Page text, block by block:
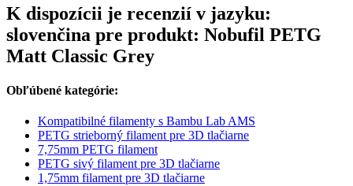
K dispozícii je recenzií v jazyku:
slovenčina pre produkt: Nobufil PETG
Matt Classic Grey
Obľúbené kategórie:
Kompatibilné filamenty s Bambu Lab AMS
PETG strieborný filament pre 3D tlačiarne
7,75mm PETG filament
PETG sivý filament pre 3D tlačiarne
1,75mm filament pre 3D tlačiarne